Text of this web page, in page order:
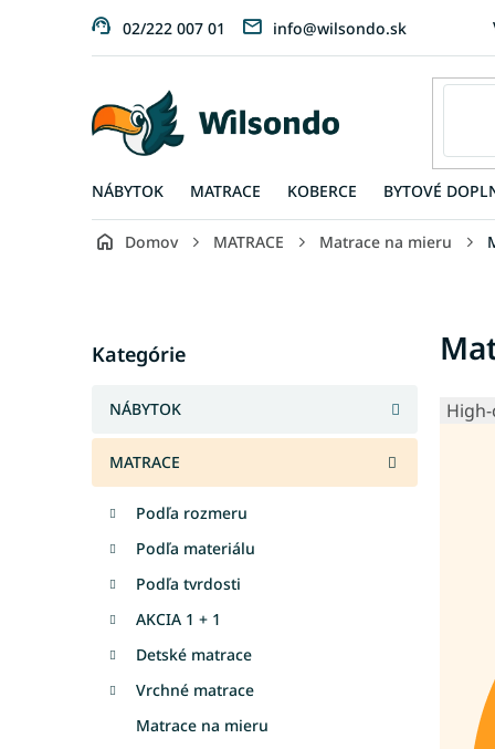
02/222 007 01 info@wilsondo.sk
NÁBYTOK MATRACE KOBERCE BYTOVÉ
Domov MATRACE Matrace na mieru
n
ý
n
l
kategórie
Kategórie
NÁBYTOK
MATRACE
Podľa rozmeru
Podľa materiálu
Podľa tvrdosti
AKCIA 1 + 1
Detské matrace
Vrchné matrace
Matrace na mieru